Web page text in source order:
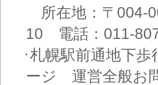
所在地：〒004-
10 電話：011-
札幌駅前通地下
ージ 運営全般お